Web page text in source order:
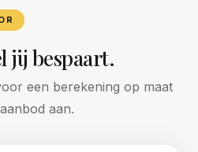
jij bespaart.
een berekening op maat
aan.